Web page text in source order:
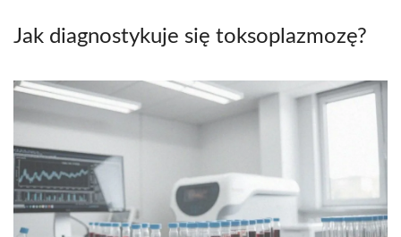
Jak diagnostykuje się toksoplazmozę?